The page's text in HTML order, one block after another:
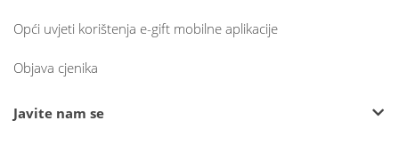
Opći uvjeti korištenja e-gift mobilne aplikacije
Objava cjenika
Javite nam se